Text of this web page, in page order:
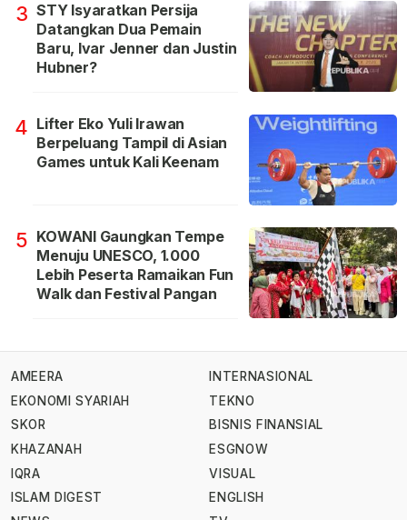
3 STY Isyaratkan Persija
Datangkan Dua Pemain
Baru, Ivar Jenner dan Justin
Hubner?
4 Lifter Eko Yuli Irawan
Berpeluang Tampil di Asian
Games untuk Kali Keenam
5 KOWANI Gaungkan Tempe
Menuju UNESCO, 1.000
Lebih Peserta Ramaikan Fun
Walk dan Festival Pangan
AMEERA
EKONOMI SYARIAH
SKOR
KHAZANAH
IQRA
ISLAM DIGEST
INTERNASIONAL
TEKNO
BISNIS FINANSIAL
ESGNOW
VISUAL
ENGLISH